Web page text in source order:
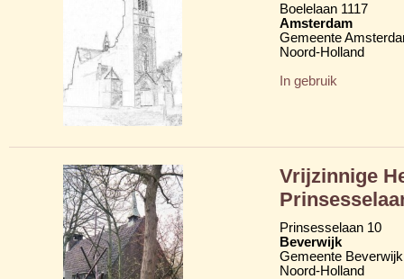
Boelelaan 1117
Amsterdam
Gemeente
Noord-Holland
In gebruik
Vrijzinnige
Prinsesselaan 10
Beverwijk
Gemeente Beverwijk
Noord-Holland